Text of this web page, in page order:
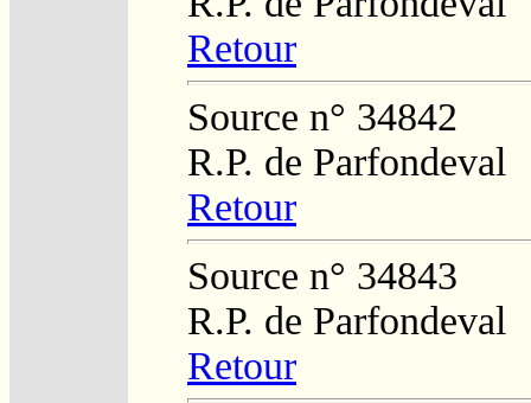
Retour
Source n° 34842
R.P. de Parfondeval
Retour
Source n° 34843
R.P. de Parfondeval
Retour